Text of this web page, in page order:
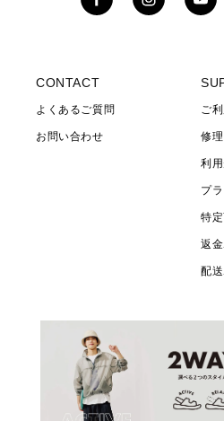
CONTACT
よくあるご質問
お問い合わせ
ご
修
利
プ
特
返
配
FacebookInstagram